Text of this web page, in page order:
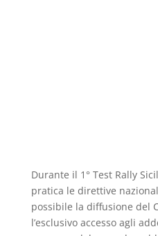
Durante il 1° Test Rally
pratica le direttive
possibile la diffusione del
l’esclusivo accesso agli